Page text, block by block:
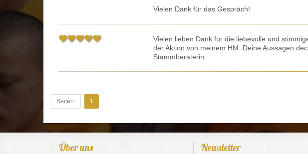
Vielen Dank für das Gespräch!
Vielen lieben Dank für die liebevolle und
der Aktion von meinem HM. Deine Aussagen
Stammberaterin.
Seiten: 1
Über uns Newsletter